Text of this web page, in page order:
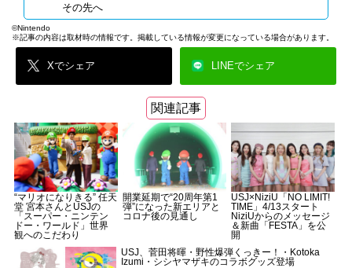
その先へ
©︎Nintendo
※記事の内容は取材時の情報です。掲載している情報が変更になっている場合があります。
Xでシェア LINEでシェア
関連記事
“マリオになりきる” 任天
堂 宮本さんとUSJの
「スーパー・ニンテン
ドー・ワールド」世界
観へのこだわり
開業延期で“20周年第1
弾”になった新エリアと
コロナ後の見通し
USJ×NiziU「NO LIMIT!
TIME」4/13スタート
NiziUからのメッセージ
＆新曲「FESTA」を公
開
USJ、菅田将暉・野性爆弾くっきー！・Kotoka
Izumi・シシヤマザキのコラボグッズ登場